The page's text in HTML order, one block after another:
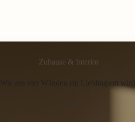
Zuhause & Interior
Wie aus vier Wänden ein Lieblingsort wird.